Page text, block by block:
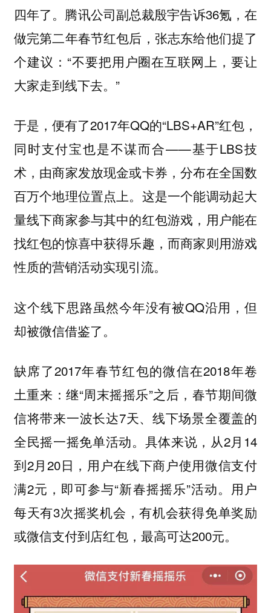
四年了。腾讯公司副总裁殷宇告诉36氪，在
做完第二年春节红包后，张志东给他们提了
个建议：“不要把用户圈在互联网上，要让
大家走到线下去。”
于是，便有了2017年QQ的“LBS+AR”红包，
同时支付宝也是不谋而合——基于LBS技
术，由商家发放现金或卡券，分布在全国数
百万个地理位置点上。这是一个能调动起大
量线下商家参与其中的红包游戏，用户能在
找红包的惊喜中获得乐趣，而商家则用游戏
性质的营销活动实现引流。
这个线下思路虽然今年没有被QQ沿用，但
却被微信借鉴了。
缺席了2017年春节红包的微信在2018年卷
土重来：继“周末摇摇乐”之后，春节期间微
信将带来一波长达7天、线下场景全覆盖的
全民摇一摇免单活动。具体来说，从2月14
到2月20日，用户在线下商户使用微信支付
满2元，即可参与“新春摇摇乐”活动。用户
每天有3次摇奖机会，有机会获得免单奖励
或微信支付到店红包，最高可达200元。